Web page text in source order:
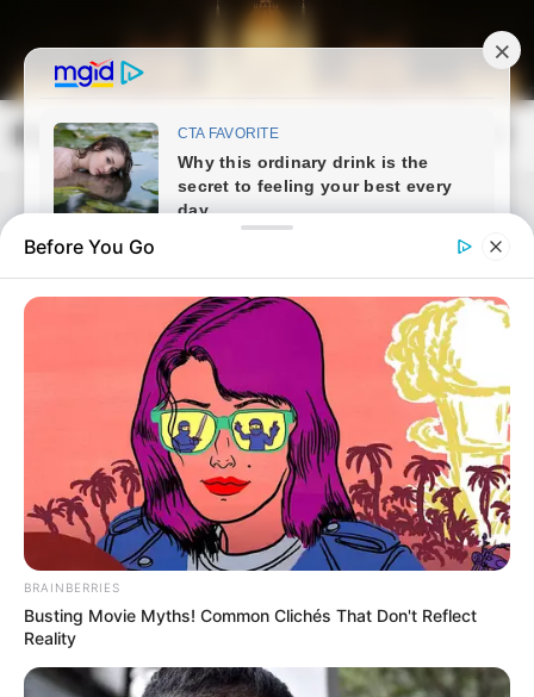
content
Magyarország Kincsei
Before You Go
BRAINBERRIES
Busting Movie Myths! Common Clichés That Don't Reflect
Reality